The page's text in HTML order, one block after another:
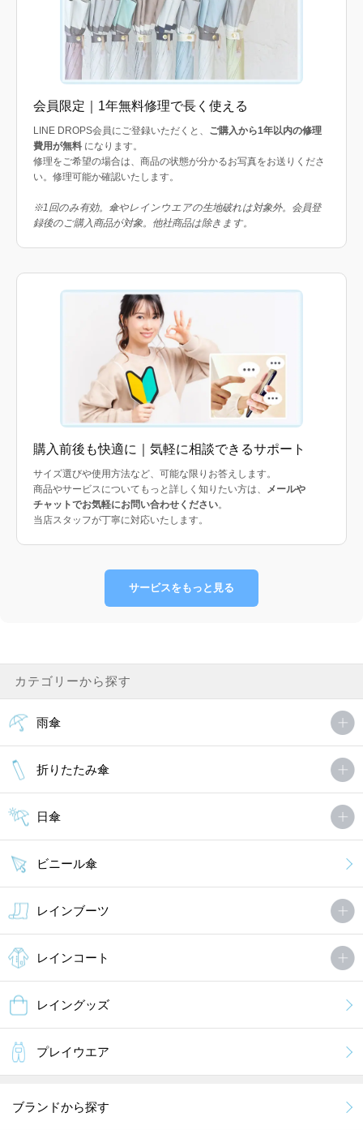
会員限定｜1年無料修理で長く使える
LINE DROPS会員にご登録いただくと、 ご購入から1年以内の修理
費用が無料 になります。
修理をご希望の場合は、商品の状態が分かるお写真をお送りくださ
い。修理可能か確認いたします。
※1回のみ有効。傘やレインウエアの生地破れは対象外。会員登
録後のご購入商品が対象。他社商品は除きます。
購入前後も快適に｜気軽に相談できるサポート
サイズ選びや使用方法など、可能な限りお答えします。
商品やサービスについてもっと詳しく知りたい方は、
メールや
チャットでお気軽にお問い合わせください。
当店スタッフが丁寧に対応いたします。
サービスをもっと見る
カテゴリーから探す
雨傘
折りたたみ傘
日傘
ビニール傘
レインブーツ
レインコート
レイングッズ
プレイウエア
ブランドから探す